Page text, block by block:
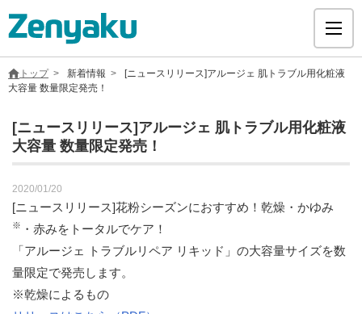
グループについて
サステナビリティ
ヘルスケア
採用情報
トップ 新着情報
[ニュースリリース]アルージェ 肌トラブル用化粧液
大容量 数量限定発売！
[ニュースリリース]アルージェ 肌トラブル用化粧液
大容量 数量限定発売！
2020/01/20
[ニュースリリース]花粉シーズンにおすすめ！乾燥・かゆみ
※ ・赤みをトータルでケア！
「アルージェ トラブルリペア リキッド」の大容量サイズを数
量限定で発売します。
※乾燥によるもの